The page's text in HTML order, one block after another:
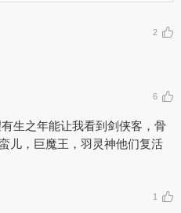
2
6
生之年能让我看到剑侠客，骨
儿，巨魔王，羽灵神他们复活
1